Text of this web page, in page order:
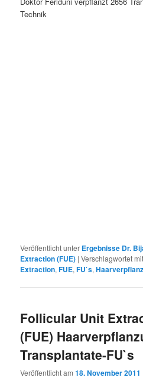
Technik
Veröffentlicht unter Ergebnisse Dr.
Extraction (FUE) |Verschlagwortet mit
Extraction,FUE,FU`s,
Follicular Unit
(FUE)
Transplantate-FU`s
Veröffentlicht am18. November 2011